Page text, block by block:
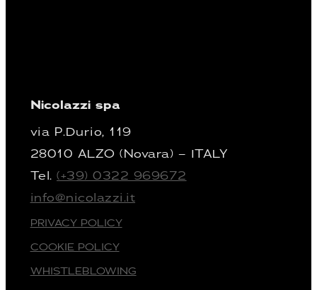
Nicolazzi spa
via P.Durio, 119
28010 ALZO (Novara) – ITALY
Tel.(+39) 0322 969672
info@nicolazzi.it
PRIVACY POLICY
COOKIE POLICY
WHISTLEBLOWING